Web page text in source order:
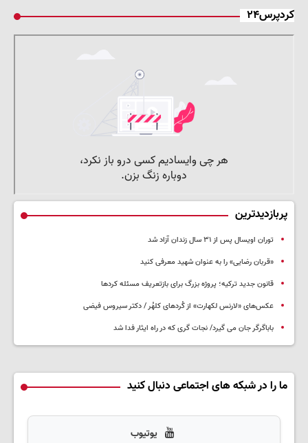
کردپرس۲۴
پربازدیدترین
توران اویسال پس از ۳۱ سال زندان آزاد شد
«قربان رضایی» را به عنوان شهید معرفی کنید
قانون جدید ترکیه؛ پروژه بزرگ‌ برای بازتعریف مسئله کردها
عکس‌های «لارنس لکهارت» از کُردهای کلهُر / دکتر سیروس فیضی
باباگرگر جان می گیرد/ نجات گری که در راه ایثار فدا شد
ما را در شبکه های اجتماعی دنبال کنید
یوتیوب